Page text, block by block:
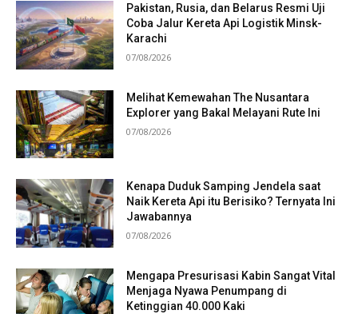
Pakistan, Rusia, dan Belarus Resmi Uji
Coba Jalur Kereta Api Logistik Minsk-
Karachi
07/08/2026
Melihat Kemewahan The Nusantara
Explorer yang Bakal Melayani Rute Ini
07/08/2026
Kenapa Duduk Samping Jendela saat
Naik Kereta Api itu Berisiko? Ternyata Ini
Jawabannya
07/08/2026
Mengapa Presurisasi Kabin Sangat Vital
Menjaga Nyawa Penumpang di
Ketinggian 40.000 Kaki